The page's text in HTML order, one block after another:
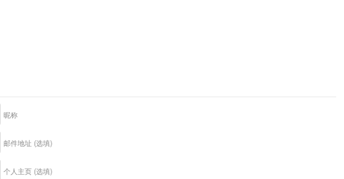
昵称
邮件地址 (选填)
个人主页 (选填)